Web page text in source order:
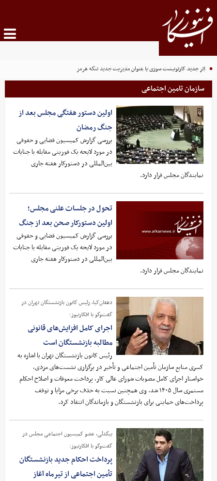
اثر جدید کارتونیست سوری با عنوان مدیریت جدید تنگه هرمز
سازمان تامین اجتماعی
اولین دستور هفتگی مجلس بعد از
جنگ رمضان
بررسی گزارش کمیسیون قضایی و حقوقی
در مورد لایحه یک فوریتی مقابله با جنایات
بین‌المللی در دستورکار هفته جاری
نمایندگان مجلس قرار دارد.
تحول در جلسات علنی مجلس؛
اولین دستورکار صحن بعد از جنگ
بررسی گزارش کمیسیون قضایی و حقوقی
در مورد لایحه یک فوریتی مقابله با جنایات
بین‌المللی در دستورکار هفته جاری
نمایندگان مجلس قرار دارد.
دهقان‌کیا، رئیس کانون بازنشستگان تهران در
گفت‌وگو با افکارنیوز:
اجرای کامل افزایش‌های قانونی
مطالبه بازنشستگان است
رئیس کانون بازنشستگان تهران با اشاره به
کسری منابع سازمان تأمین اجتماعی و تأخیر در برگزاری نشست‌های مزدی،
خواستار اجرای کامل مصوبات شورای عالی کار، پرداخت معوقات و اصلاح احکام
مستمری سال ۱۴۰۵ شد. وی همچنین نسبت به حذف برخی مزایا و توقف
پرداخت‌های حمایتی برای بازنشستگان و بازماندگان انتقاد کرد.
بیگدلی، عضو کمیسیون اجتماعی مجلس در
گفت‌وگو با افکارنیوز:
پرداخت احکام جدید بازنشستگان
تأمین اجتماعی از تیرماه آغاز